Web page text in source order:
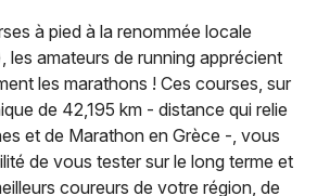
à pied à la renommée locale
les amateurs de running apprécient
les marathons ! Ces courses, sur
de 42,195 km - distance qui relie
et de Marathon en Grèce -, vous
de vous tester sur le long terme et
coureurs de votre région, de